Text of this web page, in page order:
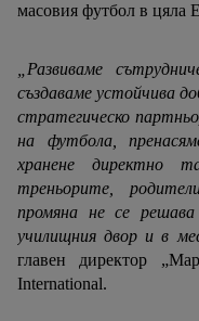
масовия футбол в цяла
„Развиваме
създаваме устойчива
стратегическо
на футбола,
хранене директно
треньорите,
промяна не се
училищния двор и в
главен директор
International.